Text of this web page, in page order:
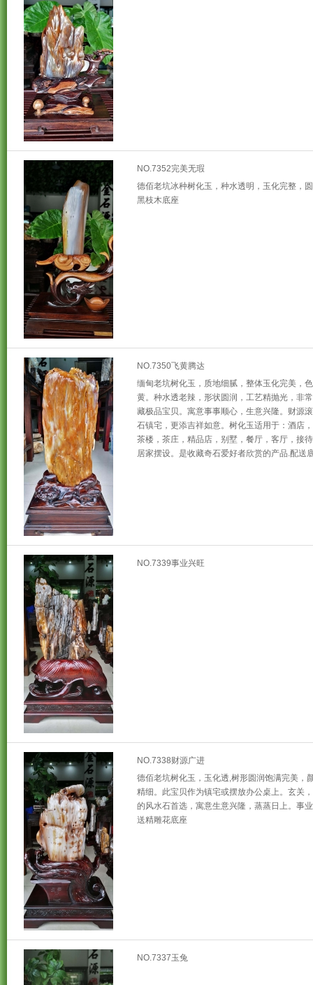
NO.7352完美无瑕
德佰老坑冰种树化玉，种水透明，玉化完整，
黑枝木底座
NO.7350飞黄腾达
缅甸老坑树化玉，质地细腻，整体玉化完美，
黄。种水透老辣，形状圆润，工艺精抛光，非
藏极品宝贝。寓意事事顺心，生意兴隆。财源
石镇宅，更添吉祥如意。树化玉适用于：酒店
茶楼，茶庄，精品店，别墅，餐厅，客厅，接
居家摆设。是收藏奇石爱好者欣赏的产品.配送
NO.7339事业兴旺
NO.7338财源广进
德佰老坑树化玉，玉化透,树形圆润饱满完美，
精细。此宝贝作为镇宅或摆放办公桌上。玄关
的风水石首选，寓意生意兴隆，蒸蒸日上。事
送精雕花底座
NO.7337玉兔